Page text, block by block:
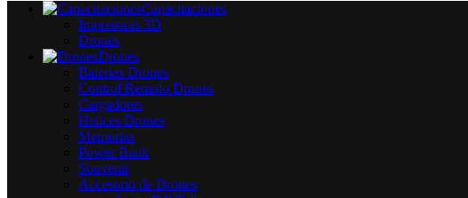
Capacitaciones
Impresoras 3D
Drones
Drones
Baterías Drones
Control Remoto Drones
Cargadores
Helices Drones
Memorias
Power Bank
Souvenir
Accesorio de Drones